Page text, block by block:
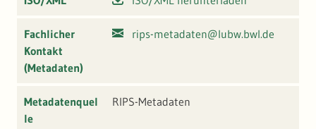
Fachlicher
Kontakt
(Metadaten)
rips-metadaten@lubw.bwl.de
Metadatenquel
le
RIPS-Metadaten